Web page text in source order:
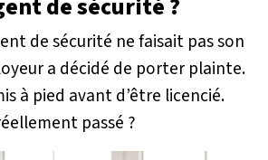
de sécurité ?
de sécurité ne faisait pas son
a décidé de porter plainte.
à pied avant d’être licencié.
passé ?